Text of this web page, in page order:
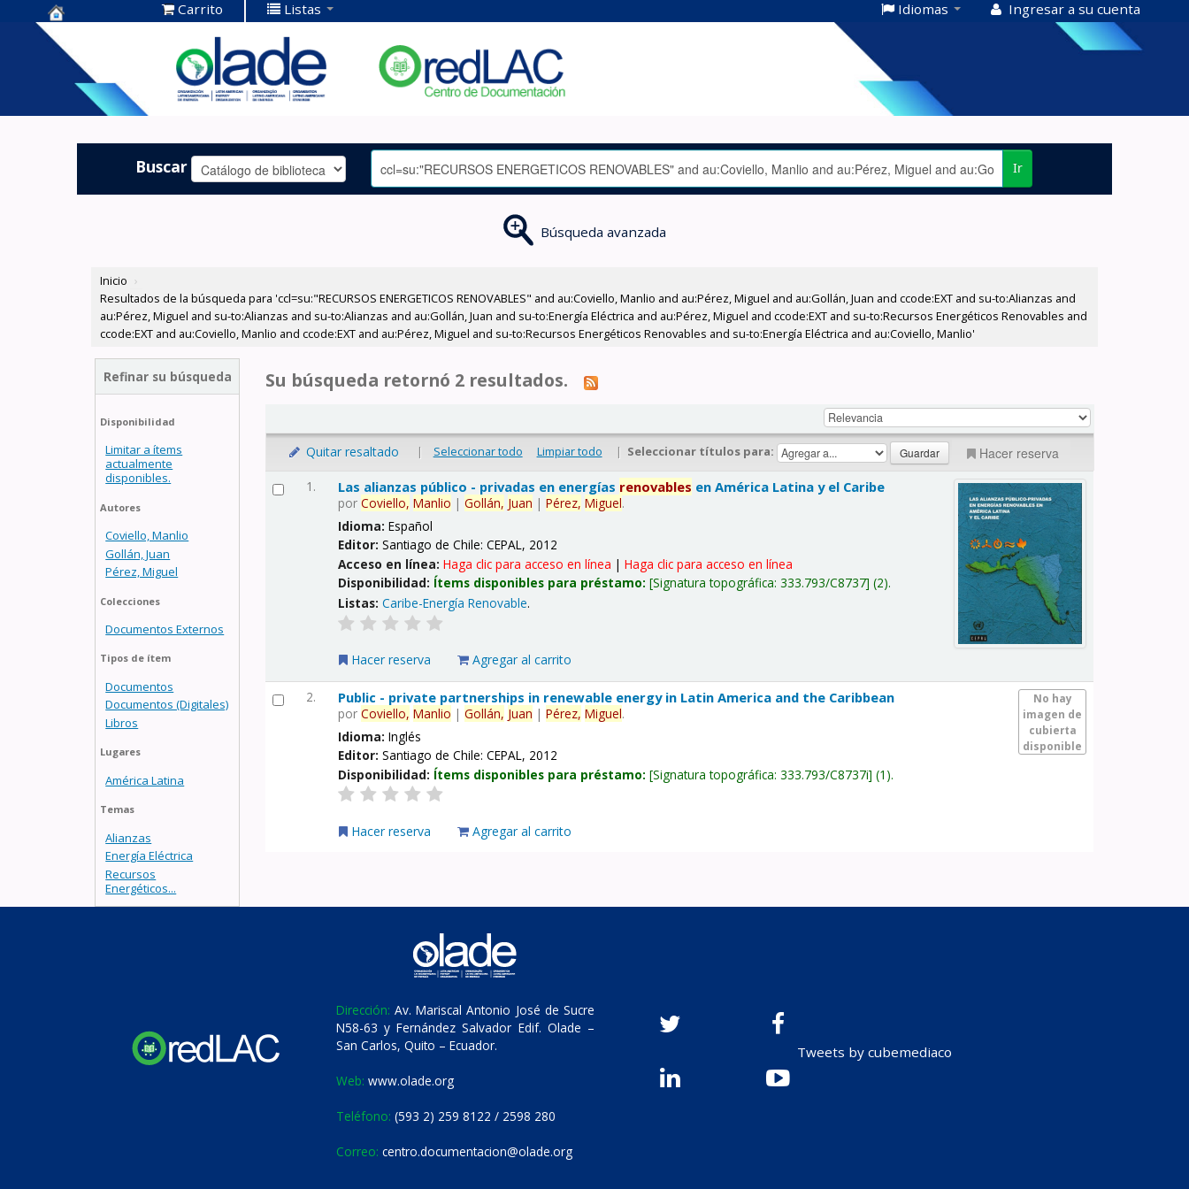
Centro de
Documentación
OLADE -
Carrito Listas Idiomas Ingresar a su cuenta
Buscar Ir
Búsqueda avanzada
Inicio ›
Resultados de la búsqueda para 'ccl=su:"RECURSOS ENERGETICOS RENOVABLES" and au:Coviello, Manlio and au:Pérez, Miguel and au:Gollán, Juan and ccode:EXT and su-to:Alianzas and
au:Pérez, Miguel and su-to:Alianzas and su-to:Alianzas and au:Gollán, Juan and su-to:Energía Eléctrica and au:Pérez, Miguel and ccode:EXT and su-to:Recursos Energéticos Renovables and
ccode:EXT and au:Coviello, Manlio and ccode:EXT and au:Pérez, Miguel and su-to:Recursos Energéticos Renovables and su-to:Energía Eléctrica and au:Coviello, Manlio'
Refinar su búsqueda
Disponibilidad
Limitar a ítems
actualmente
disponibles.
Autores
Coviello, Manlio
Gollán, Juan
Pérez, Miguel
Colecciones
Documentos Externos
Tipos de ítem
Documentos
Documentos (Digitales)
Libros
Lugares
América Latina
Temas
Alianzas
Energía Eléctrica
Recursos
Energéticos...
Su búsqueda retornó 2 resultados.
Quitar resaltado | Seleccionar todo Limpiar todo | Seleccionar títulos para: Hacer reserva
1. Las alianzas público - privadas en energías renovables en América Latina y el Caribe
porCoviello, Manlio |Gollán, Juan |Pérez, Miguel.
Idioma:Español
Editor:Santiago de Chile: CEPAL, 2012
Acceso en línea:Haga clic para acceso en línea |Haga clic para acceso en línea
Disponibilidad: Ítems disponibles para préstamo: Signatura topográfica:333.793/C8737 (2).
Listas: Caribe-Energía Renovable.
Hacer reserva Agregar al carrito
2.
No hay
imagen de
cubierta
disponible
Public - private partnerships in renewable energy in Latin America and the Caribbean
porCoviello, Manlio |Gollán, Juan |Pérez, Miguel.
Idioma:Inglés
Editor:Santiago de Chile: CEPAL, 2012
Disponibilidad: Ítems disponibles para préstamo: Signatura topográfica:333.793/C8737i (1).
Hacer reserva Agregar al carrito
Dirección: Av. Mariscal Antonio José de Sucre
N58-63 y Fernández Salvador Edif. Olade –
San Carlos, Quito – Ecuador.
Web: www.olade.org
Teléfono: (593 2) 259 8122 / 2598 280
Correo: centro.documentacion@olade.org
Tweets by cubemediaco